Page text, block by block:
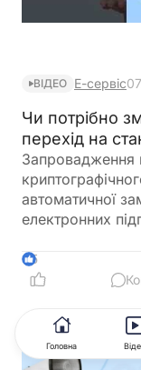
ВІДЕО Е-сервіс
Чи потрібно
перехід на
Запровадження
автоматичної
електронних
ДПС, після
та чи потрібно
5
Головна